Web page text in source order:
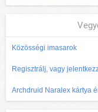
Közösségi imasarok
Regisztrálj, vagy
Archdruid Naralex kártya